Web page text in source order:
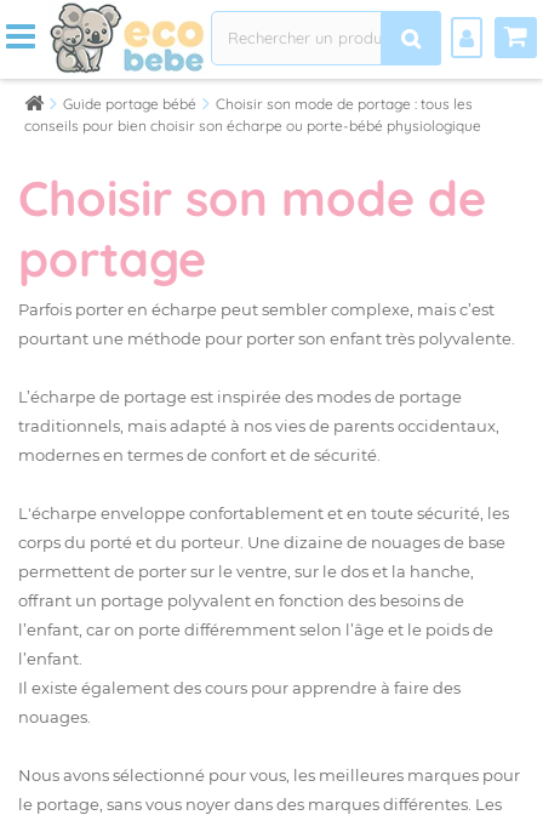
Guide portage bébé
Choisir son mode de portage : tous les
conseils pour bien choisir son écharpe ou porte-bébé physiologique
Choisir son mode de
portage
Parfois porter en écharpe peut sembler complexe, mais c’est
pourtant une méthode pour porter son enfant très polyvalente.
L’écharpe de portage est inspirée des modes de portage
traditionnels, mais adapté à nos vies de parents occidentaux,
modernes en termes de confort et de sécurité.
L'écharpe enveloppe confortablement et en toute sécurité, les
corps du porté et du porteur. Une dizaine de nouages de base
permettent de porter sur le ventre, sur le dos et la hanche,
offrant un portage polyvalent en fonction des besoins de
l’enfant, car on porte différemment selon l’âge et le poids de
l’enfant.
Il existe également des cours pour apprendre à faire des
nouages.
Nous avons sélectionné pour vous, les meilleures marques pour
le portage, sans vous noyer dans des marques différentes. Les